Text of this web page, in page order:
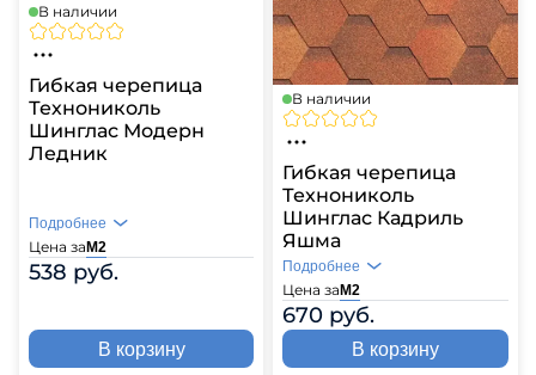
В наличии
Гибкая черепица
Технониколь
Шинглас Модерн
Ледник
Цена заМ2
538 руб.
Подробнее
В корзину
В наличии
Гибкая черепица
Технониколь
Шинглас Кадриль
Яшма
Цена заМ2
670 руб.
Подробнее
В корзину